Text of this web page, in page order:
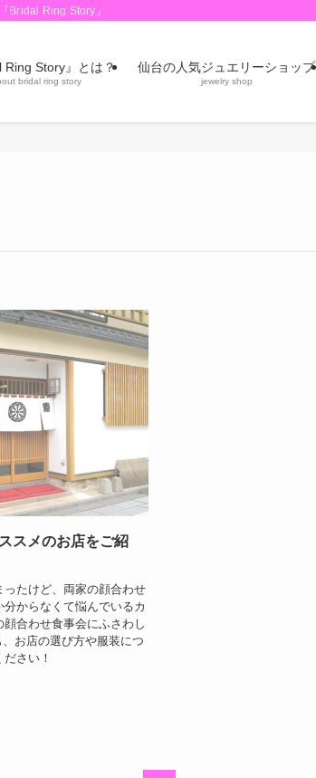
Bridal Ring Story』
Ring Story』とは？
bridal ring story
仙台の人気ジュエリーショップ
jewelry shop
スメのお店をご紹
ったけど、両家の顔合わせ
からなくて悩んでいるカ
合わせ食事会にふさわし
お店の選び方や服装につ
さい！